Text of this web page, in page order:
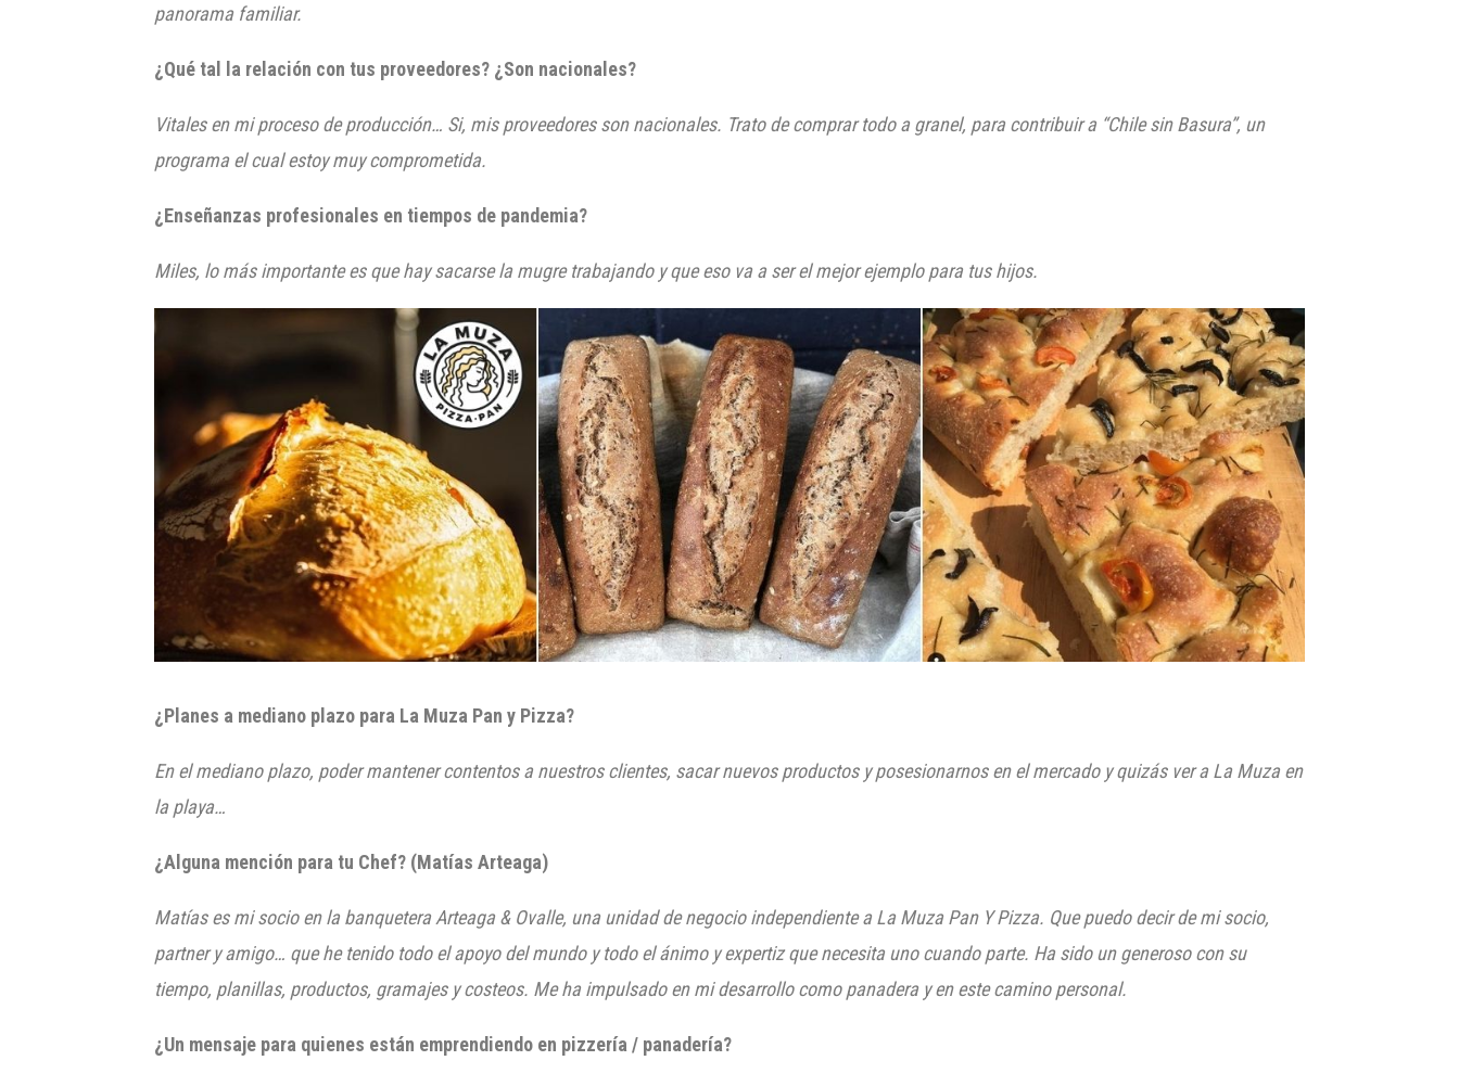
panorama familiar.
¿Qué tal la relación con tus proveedores? ¿Son nacionales?
Vitales en mi proceso de producción… Si, mis proveedores son nacionales. Trato de comprar todo a granel, para contribuir a “Chile sin Basura”, un
programa el cual estoy muy comprometida.
¿Enseñanzas profesionales en tiempos de pandemia?
Miles, lo más importante es que hay sacarse la mugre trabajando y que eso va a ser el mejor ejemplo para tus hijos.
¿Planes a mediano plazo para La Muza Pan y Pizza?
En el mediano plazo, poder mantener contentos a nuestros clientes, sacar nuevos productos y posesionarnos en el mercado y quizás ver a La Muza en
la playa…
¿Alguna mención para tu Chef? (Matías Arteaga)
Matías es mi socio en la banquetera Arteaga & Ovalle, una unidad de negocio independiente a La Muza Pan Y Pizza. Que puedo decir de mi socio,
partnery amigo… que he tenido todo el apoyo del mundo y todo el ánimo y expertiz que necesita uno cuando parte. Ha sido un generoso con su
tiempo, planillas, productos, gramajes y costeos. Me ha impulsado en mi desarrollo como panadera y en este camino personal.
¿Un mensaje para quienes están emprendiendo en pizzería / panadería?